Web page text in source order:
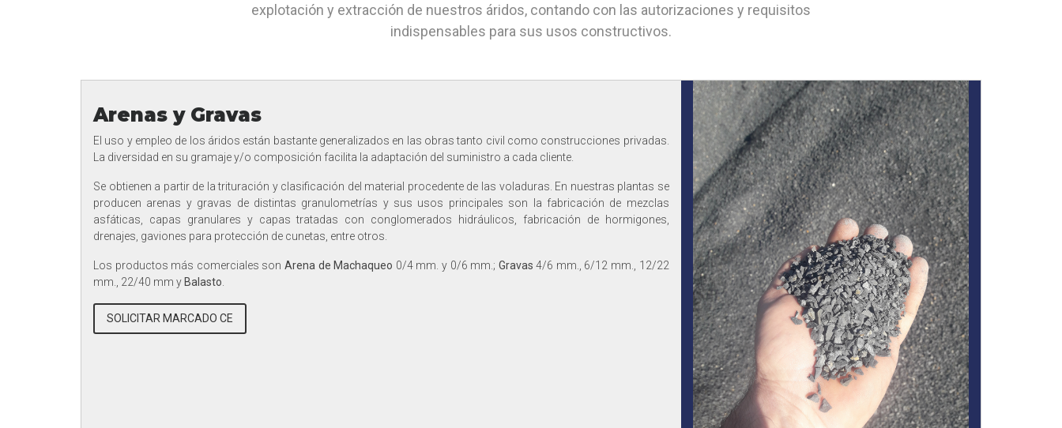
explotación y extracción de nuestros áridos, contando con las autorizaciones y requisitos
indispensables para sus usos constructivos.
Arenas y Gravas
El uso y empleo de los áridos están bastante generalizados en las obras tanto civil como construcciones privadas.
La diversidad en su gramaje y/o composición facilita la adaptación del suministro a cada cliente.
Se obtienen a partir de la trituración y clasificación del material procedente de las voladuras. En nuestras plantas se
producen arenas y gravas de distintas granulometrías y sus usos principales son la fabricación de mezclas
asfáticas, capas granulares y capas tratadas con conglomerados hidráulicos, fabricación de hormigones,
drenajes, gaviones para protección de cunetas, entre otros.
Los productos más comerciales son Arena de Machaqueo 0/4 mm. y 0/6 mm.; Gravas 4/6 mm., 6/12 mm., 12/22
mm., 22/40 mm y Balasto
SOLICITAR MARCADO CE